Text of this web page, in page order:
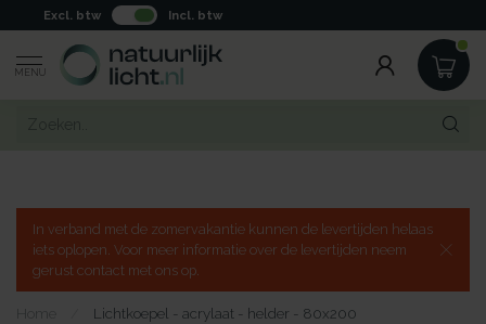
Excl. btw Incl. btw
MENU
In verband met de zomervakantie kunnen de levertijden helaas
iets oplopen. Voor meer informatie over de levertijden neem
gerust contact met ons op.
Home Lichtkoepel - acrylaat - helder - 80x200